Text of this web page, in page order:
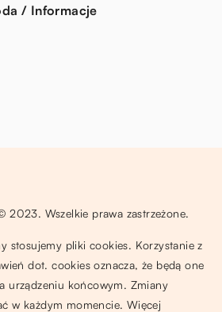
/ Informacje
2023. Wszelkie prawa zastrzeżone.
stosujemy pliki cookies. Korzystanie z
dot. cookies oznacza, że będą one
urządzeniu końcowym. Zmiany
w każdym momencie. Więcej